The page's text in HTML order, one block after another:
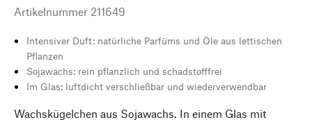
Artikelnummer 211649
Intensiver Duft: natürliche Parfüms und Öle aus lettischen
Pflanzen
Sojawachs: rein pflanzlich und schadstofffrei
Im Glas: luftdicht verschließbar und wiederverwendbar
Wachskügelchen aus Sojawachs. In einem Glas mit